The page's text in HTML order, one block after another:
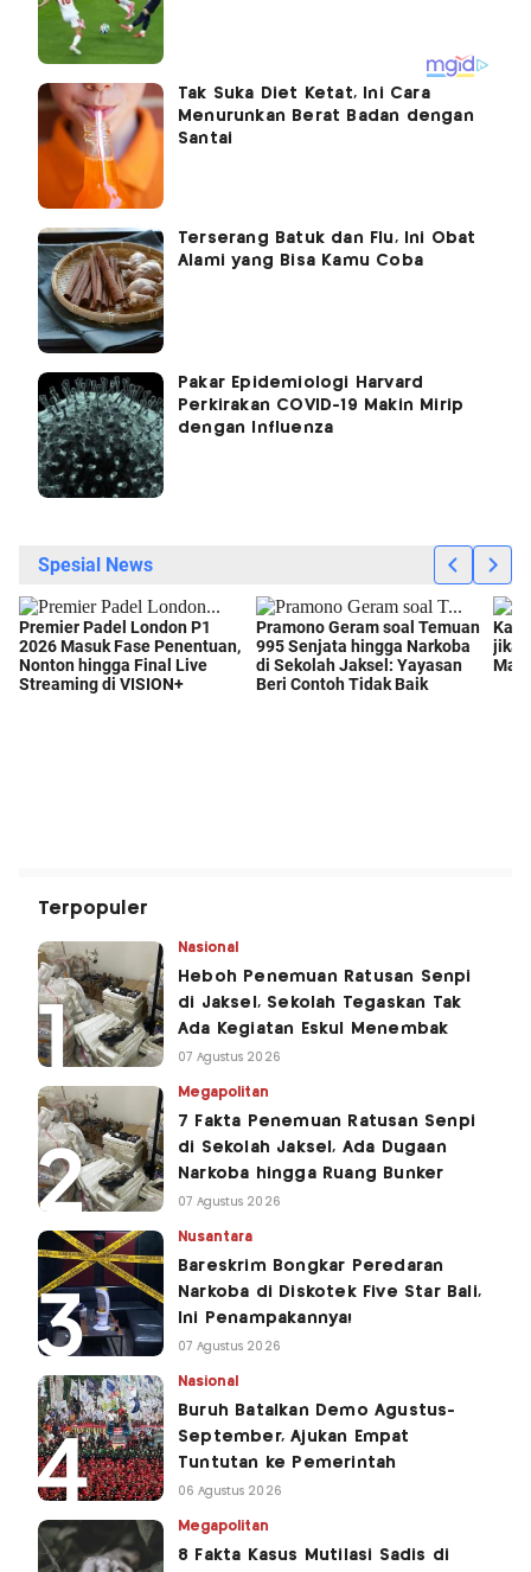
Tak Suka Diet Ketat, Ini Cara
Menurunkan Berat Badan dengan
Santai
Terserang Batuk dan Flu, Ini Obat
Alami yang Bisa Kamu Coba
Pakar Epidemiologi Harvard
Perkirakan COVID-19 Makin Mirip
dengan Influenza
Terpopuler
Nasional
Heboh Penemuan Ratusan Senpi
di Jaksel, Sekolah Tegaskan Tak
Ada Kegiatan Eskul Menembak
07 Agustus 2026
Megapolitan
7 Fakta Penemuan Ratusan Senpi
di Sekolah Jaksel, Ada Dugaan
Narkoba hingga Ruang Bunker
07 Agustus 2026
Nusantara
Bareskrim Bongkar Peredaran
Narkoba di Diskotek Five Star Bali,
Ini Penampakannya!
07 Agustus 2026
Nasional
Buruh Batalkan Demo Agustus-
September, Ajukan Empat
Tuntutan ke Pemerintah
06 Agustus 2026
Megapolitan
8 Fakta Kasus Mutilasi Sadis di